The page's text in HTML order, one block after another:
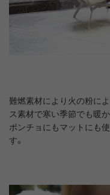
難燃素材により火の粉に
ス素材で寒い季節でも暖
ポンチョにもマットにも
す。